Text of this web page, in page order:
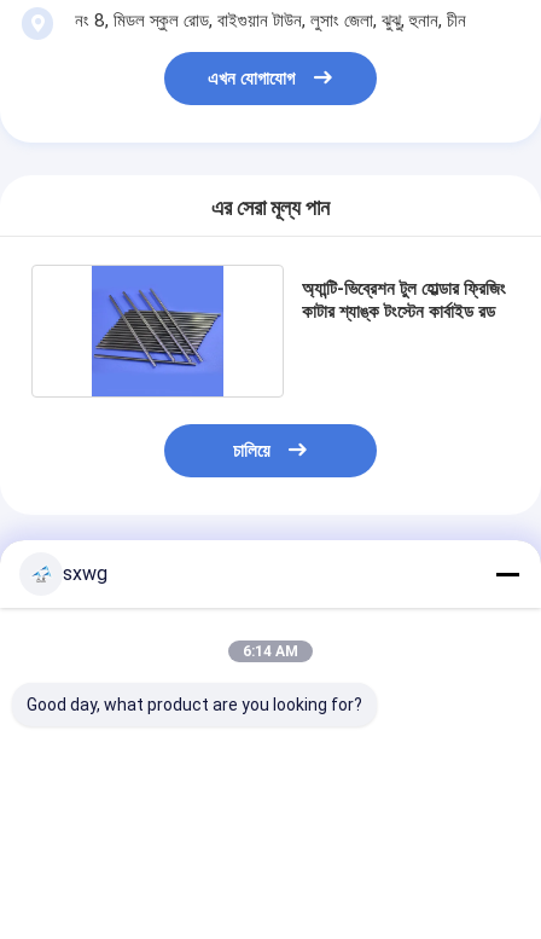
নং 8, মিডল স্কুল রোড, বাইগুয়ান টাউন, লুসাং জেলা, ঝুঝু, হুনান, চীন
এখন যোগাযোগ
এর সেরা মূল্য পান
অ্যান্টি-ভিব্রেশন টুল হোল্ডার ফ্রিজিং
কাটার শ্যাঙ্ক টংস্টেন কার্বাইড রড
চালিয়ে
sxwg
6:14 AM
Good day, what product are you looking for?